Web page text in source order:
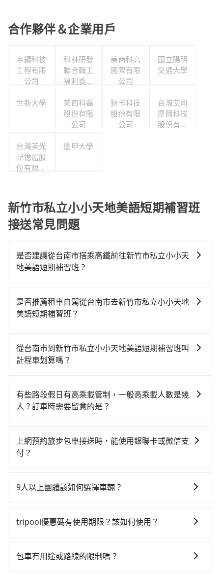
合作夥伴＆企業用戶
宇鏞科技
工程有限
公司
科林研發
聯合職工
福利委員
美商科高
國際有限
公司
國立陽明
交通大學
世新大學
美商科磊
股份有限
公司
狄卡科技
股份有限
公司
台灣艾司
摩爾科技
股份有限
台灣美光
記憶體股
份有限公
逢甲大學
新竹市私立小小天地美語短期補習班
接送常見問題
是否建議從台南市搭乘高鐵前往新竹市私立小小天
地美語短期補習班？
期補習班，高鐵乘坐舒適、省時、較貴，且難叫計程車
前往高鐵站！從最早06:29一直到22:11，台南-新竹一天
30分鐘。抵達高鐵站後，步行進站、現場購票並於月台
排隊的時間約15分鐘，再乘坐68~87分鐘（平均75分）
花25分鐘、車費400元後，抵達新竹市私立小小天地美
語短期補習班 (新竹市北區) 的目的地。全程加上轉車時
有4,100多輛，計程車的密度為雙北的4.6%，換句話說，
臨時要叫小黃的難度是雙北大城市的20倍。縱使幸運攔
tripool並到府專車接送，則每人平均花費約1,060元，
於不是這麼趕時間的人來說，預約tripool還是比較划算
是否推薦租車自駕從台南市去新竹市私立小小天地
美語短期補習班？
時不需要閉目養神（因為要自己開車），最重要的是你
當天就要來回，那在台南路邊可隨租隨借的iRent應該是
市（大內區）到新竹市私立小小天地美語短期補習班的
花費預估為$2,850~3,500（金額差異來自於平假日、車
車保險與可能的罰單都需自付。再者，和運的iRent只提
供最基本的車型，如Toyota Yaris、Prius C、Vios這類
病的就是車況，打開車門才發現仍有上一組乘客遺留的
但上一位用戶卻遲遲尚未歸還，又或者要還車時卻偏偏
便，但實際使用時還是有其區域的限制，實際可停靠的
從台南市到新竹市私立小小天地美語短期補習班叫
計程車划算嗎？
灣大車隊、Uber、Line Taxi、Yoxi等。依照里程跳錶計
算，價格約為4,695~5,600元間，但如改預約tripool可
密度為雙北的4.6%，也就是說要臨時叫到小黃的難度是
台北或新北的20倍之多。再加上台南市有些計程車司機
務品質上，tripool都是你從台南市到新竹市私立小小天
有些路段假日有高乘載管制，一般高乘載人數是幾
人？訂車時需要留意的是？
道路安全，政府會實施高乘載管制，限制只有符合以下
四種車輛可以通行：(一) 乘載3人(含駕駛和小孩)以上的
行證之小型車。如果您的出行路線會經過高乘載管制時
上網預約旅步包車接送時，能使用銀聯卡或微信支
付？
種付款方式，其他付款方式目前暫時不支援。
9人以上團體該如何選擇車輛？
9人以上之廂型車，其實屬違法。在現行法律下，營業小
中型巴士或大型遊覽車。非法改裝的車輛，不僅與車輛
tripool優惠碼有使用期限？該如何使用？
要在期限內完成去程訂購，並在結帳時輸入該折扣碼，
包車有用途或路線的限制嗎？